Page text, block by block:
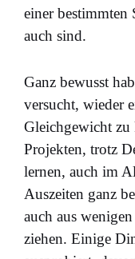
einer bestimmten
auch sind.
Ganz bewusst
versucht, wieder
Gleichgewicht
Projekten, trotz
lernen, auch im
Auszeiten ganz
auch aus
ziehen. Einige